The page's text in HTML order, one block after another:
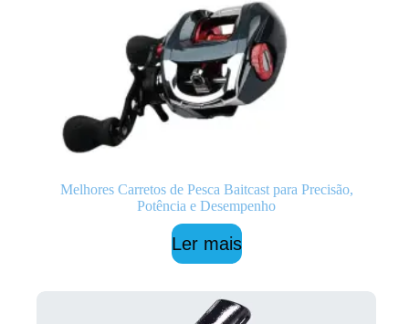
Melhores Carretos de Pesca Baitcast para Precisão,
Potência e Desempenho
Ler mais